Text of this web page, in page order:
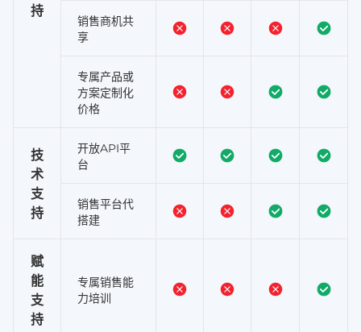
持
销售商机共
享
专属产品或
方案定制化
价格
技
术
支
持
开放API平
台
销售平台代
搭建
赋
能
支
持
专属销售能
力培训